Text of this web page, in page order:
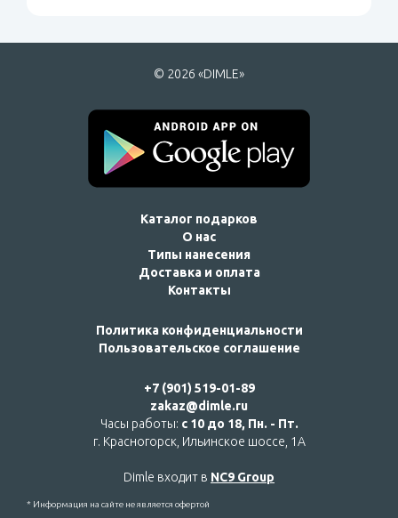
© 2026 «DIMLE»
Каталог подарков
О нас
Типы нанесения
Доставка и оплата
Контакты
Политика конфиденциальности
Пользовательское соглашение
+7 (901) 519-01-89
zakaz@dimle.ru
Часы работы: с 10 до 18, Пн. - Пт.
г. Красногорск, Ильинское шоссе, 1А
Dimle входит в NC9 Group
* Информация на сайте не является офертой